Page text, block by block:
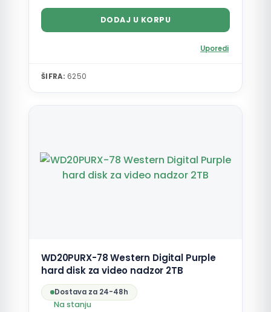
DODAJ U KORPU
Uporedi
ŠIFRA: 6250
WD20PURX-78 Western Digital Purple
hard disk za video nadzor 2TB
Dostava za 24-48h
Na stanju